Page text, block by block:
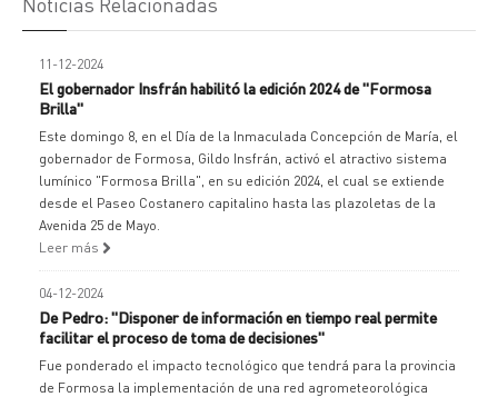
11-12-2024
El gobernador Insfrán habilitó la edición 2024 de "Formosa
Brilla"
Este domingo 8, en el Día de la Inmaculada Concepción de María, el
gobernador de Formosa, Gildo Insfrán, activó el atractivo sistema
lumínico "Formosa Brilla", en su edición 2024, el cual se extiende
desde el Paseo Costanero capitalino hasta las plazoletas de la
Avenida 25 de Mayo.
Leer más
04-12-2024
De Pedro: "Disponer de información en tiempo real permite
facilitar el proceso de toma de decisiones"
Fue ponderado el impacto tecnológico que tendrá para la provincia
de Formosa la implementación de una red agrometeorológica